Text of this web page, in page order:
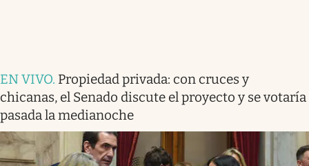
EN VIVO. Propiedad privada: con cruces y
chicanas, el Senado discute el proyecto y se votaría
pasada la medianoche